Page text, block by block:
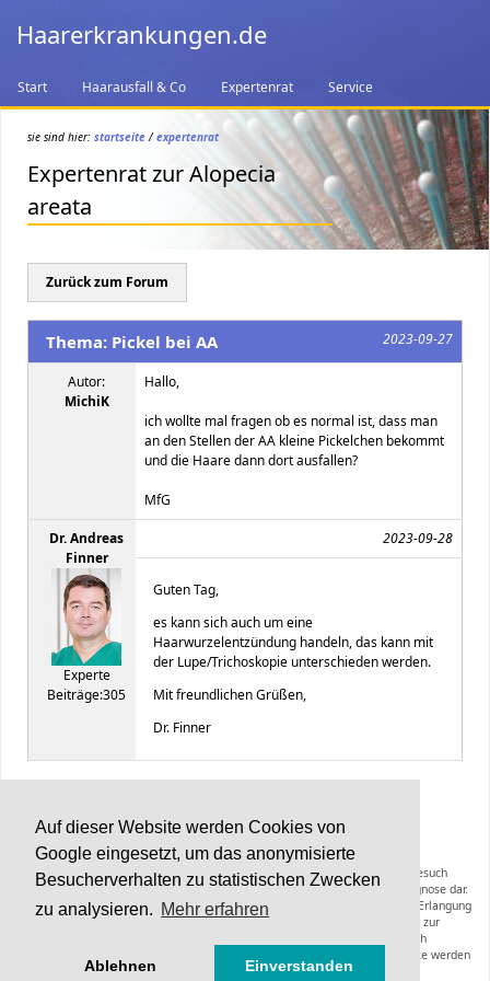
Auf dieser Website werden Cookies von
Google eingesetzt, um das anonymisierte
Besucherverhalten zu statistischen Zwecken
zu analysieren. Mehr erfahren
Ablehnen Einverstanden
Haarerkrankungen.de
Start Haarausfall & Co Expertenrat Service
sie sind hier: startseite/expertenrat
Expertenrat zur Alopecia
areata
Zurück zum Forum
Thema: Pickel bei AA 2023-09-27
Autor:
MichiK
Hallo,
ich wollte mal fragen ob es normal ist, dass man
an den Stellen der AA kleine Pickelchen bekommt
und die Haare dann dort ausfallen?
MfG
Dr. Andreas
Finner
Experte
Beiträge:305
2023-09-28
Guten Tag,
es kann sich auch um eine
Haarwurzelentzündung handeln, das kann mit
der Lupe/Trichoskopie unterschieden werden.
Mit freundlichen Grüßen,
Dr. Finner
v2.1 © 2022
Die Inhalte von Haarerkrankungen.de können und sollen keinen Arztbesuch
ersetzen und stellen keine Anleitung zur Selbstmedikation oder Selbstdiagnose dar.
Die Informationen dieser Webseiten inklusive der Expertenräte sollen zur Erlangung
zusätzlicher Informationen zu einer bereits gestellten Diagnose oder zur
Vorbereitung eines Arztbesuches dienen. Empfehlungen hinsichtlich
Diagnoseverfahren, Therapieformen, Medikamenten oder anderer Produkte werden
nicht gegeben.